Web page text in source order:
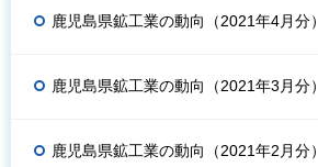
鹿児島県鉱工業の動向（2021年4月分）
鹿児島県鉱工業の動向（2021年3月分）
鹿児島県鉱工業の動向（2021年2月分）